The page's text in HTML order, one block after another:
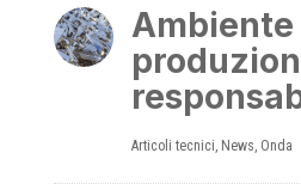
Ambiente
Articoli tecnici, News, Onda